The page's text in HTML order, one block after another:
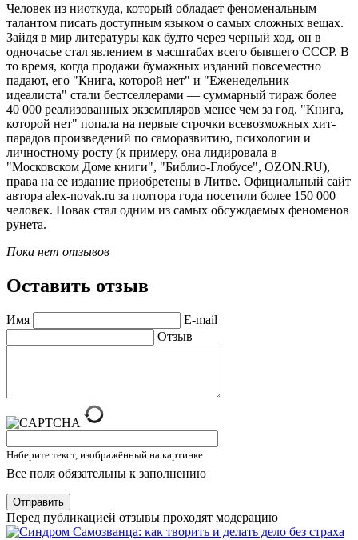
Человек из ниоткуда, который обладает феноменальным
талантом писать доступным языком о самых сложных вещах.
Зайдя в мир литературы как будто через черный ход, он в
одночасье стал явлением в масштабах всего бывшего СССР. В
то время, когда продажи бумажных изданий повсеместно
падают, его "Книга, которой нет" и "Еженедельник
идеалиста" стали бестселлерами — суммарный тираж более
40 000 реализованных экземпляров менее чем за год. "Книга,
которой нет" попала на первые строчки всевозможных хит-
парадов произведений по саморазвитию, психологии и
личностному росту (к примеру, она лидировала в
"Московском Доме книги", "Библио-Глобусе", OZON.RU),
права на ее издание приобретены в Литве. Официальный сайт
автора alex-novak.ru за полтора года посетили более 150 000
человек. Новак стал одним из самых обсуждаемых феноменов
рунета.
Пока нет отзывов
Оставить отзыв
Имя
E-mail
Отзыв
Наберите текст, изображённый на картинке
Все поля обязательны к заполнению
Отправить
Перед публикацией отзывы проходят модерацию